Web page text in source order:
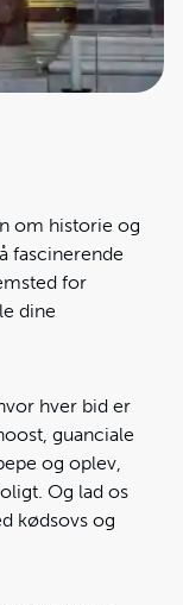
om historie og
fascinerende
for
dine
hver bid er
guanciale
og oplev,
Og lad os
kødsovs og